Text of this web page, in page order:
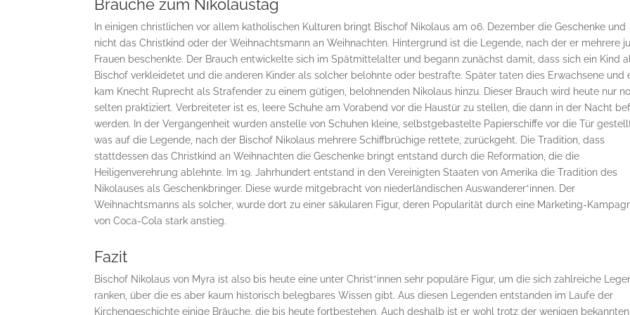
Bräuche zum Nikolaustag
In einigen christlichen vor allem katholischen Kulturen bringt Bischof Nikolaus am 06. Dezember die Geschenke und
nicht das Christkind oder der Weihnachtsmann an Weihnachten. Hintergrund ist die Legende, nach der er mehrere
Frauen beschenkte. Der Brauch entwickelte sich im Spätmittelalter und begann zunächst damit, dass sich ein Kind
Bischof verkleidetet und die anderen Kinder als solcher belohnte oder bestrafte. Später taten dies Erwachsene und
kam Knecht Ruprecht als Strafender zu einem gütigen, belohnenden Nikolaus hinzu. Dieser Brauch wird heute nur
selten praktiziert. Verbreiteter ist es, leere Schuhe am Vorabend vor die Haustür zu stellen, die dann in der Nacht
werden. In der Vergangenheit wurden anstelle von Schuhen kleine, selbstgebastelte Papierschiffe vor die Tür
was auf die Legende, nach der Bischof Nikolaus mehrere Schiffbrüchige rettete, zurückgeht. Die Tradition, dass
stattdessen das Christkind an Weihnachten die Geschenke bringt entstand durch die Reformation, die die
Heiligenverehrung ablehnte. Im 19. Jahrhundert entstand in den Vereinigten Staaten von Amerika die Tradition des
Nikolauses als Geschenkbringer. Diese wurde mitgebracht von niederländischen Auswanderer*innen. Der
Weihnachtsmanns als solcher, wurde dort zu einer säkularen Figur, deren Popularität durch eine Marketing-
von Coca-Cola stark anstieg.
Fazit
Bischof Nikolaus von Myra ist also bis heute eine unter Christ*innen sehr populäre Figur, um die sich zahlreiche
ranken, über die es aber kaum historisch belegbares Wissen gibt. Aus diesen Legenden entstanden im Laufe der
Kirchengeschichte einige Bräuche, die bis heute fortbestehen. Auch deshalb ist er wohl trotz der wenigen bekannten